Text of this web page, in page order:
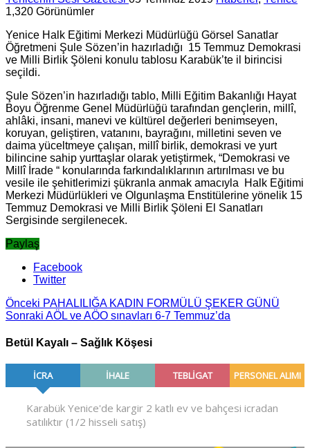
1,320 Görünümler
Yenice Halk Eğitimi Merkezi Müdürlüğü Görsel Sanatlar
Öğretmeni Şule Sözen’in hazırladığı 15 Temmuz Demokrasi
ve Milli Birlik Şöleni konulu tablosu Karabük’te il birincisi
seçildi.
Şule Sözen’in hazırladığı tablo, Milli Eğitim Bakanlığı Hayat
Boyu Öğrenme Genel Müdürlüğü tarafından gençlerin, millî,
ahlâki, insani, manevi ve kültürel değerleri benimseyen,
koruyan, geliştiren, vatanını, bayrağını, milletini seven ve
daima yüceltmeye çalışan, millî birlik, demokrasi ve yurt
bilincine sahip yurttaşlar olarak yetiştirmek, “Demokrasi ve
Millî İrade “ konularında farkındalıklarının artırılması ve bu
vesile ile şehitlerimizi şükranla anmak amacıyla Halk Eğitimi
Merkezi Müdürlükleri ve Olgunlaşma Enstitülerine yönelik 15
Temmuz Demokrasi ve Milli Birlik Şöleni El Sanatları
Sergisinde sergilenecek.
Paylaş
Facebook
Twitter
Önceki PAHALILIĞA KADIN FORMÜLÜ ŞEKER GÜNÜ
Sonraki AÖL ve AÖO sınavları 6-7 Temmuz’da
Betül Kayalı – Sağlık Köşesi